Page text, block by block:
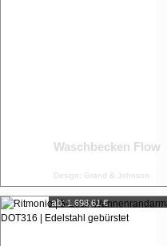
Waschbecken Flow
Design: Grand & Johnson
ab: 1.698,61 €